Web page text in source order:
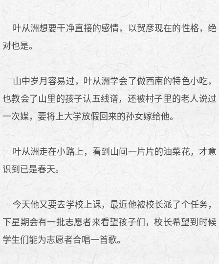
叶从洲想要干净直接的感情，以贺彦现在的性格，绝
对也是。
山中岁月容易过，叶从洲学会了做西南的特色小吃，
也教会了山里的孩子认五线谱，还被村子里的老人说过
一次媒，要将上大学放假回来的孙女嫁给他。
叶从洲走在小路上，看到山间一片片的油菜花，才意
识到已是春天。
今天他又要去学校上课，最近他被校长派了个任务，
下星期会有一批志愿者来看望孩子们，校长希望到时候
学生们能为志愿者合唱一首歌。